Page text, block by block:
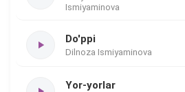
Ismiyaminova
Do'ppi
Dilnoza Ismiyaminova
Yor-yorlar